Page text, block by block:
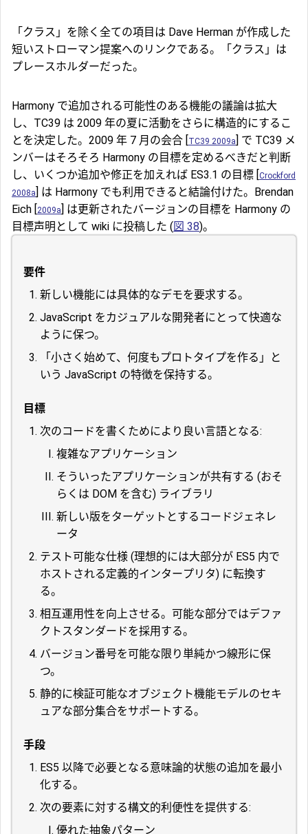
「クラス」を除く全ての項目は Dave Herman が作成した
短いストローマン提案へのリンクである。「クラス」は
プレースホルダーだった。
Harmony で追加される可能性のある機能の議論は拡大
し、TC39 は 2009 年の夏に活動をさらに構造的にするこ
とを決定した。2009 年 7 月の会合 [TC39 2009a] で TC39 メ
ンバーはそろそろ Harmony の目標を定めるべきだと判断
し、いくつか追加や修正を加えれば ES3.1 の目標 [Crockford
2008a] は Harmony でも利用できると結論付けた。Brendan
Eich [2009a] は更新されたバージョンの目標を Harmony の
目標声明として wiki に投稿した (図 38)。
要件
新しい機能には具体的なデモを要求する。
JavaScript をカジュアルな開発者にとって快適な
ように保つ。
「小さく始めて、何度もプロトタイプを作る」と
いう JavaScript の特徴を保持する。
目標
次のコードを書くためにより良い言語となる:
複雑なアプリケーション
そういったアプリケーションが共有する (おそ
らくは DOM を含む) ライブラリ
新しい版をターゲットとするコードジェネレ
ータ
テスト可能な仕様 (理想的には大部分が ES5 内で
ホストされる定義的インタープリタ) に転換す
る。
相互運用性を向上させる。可能な部分ではデファ
クトスタンダードを採用する。
バージョン番号を可能な限り単純かつ線形に保
つ。
静的に検証可能なオブジェクト機能モデルのセキ
ュアな部分集合をサポートする。
手段
ES5 以降で必要となる意味論的状態の追加を最小
化する。
次の要素に対する構文的利便性を提供する:
優れた抽象パターン